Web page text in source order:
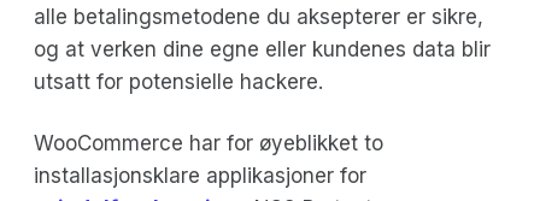
alle betalingsmetodene du aksepterer er sikre,
og at verken dine egne eller kundenes data blir
utsatt for potensielle hackere.
WooCommerce har for øyeblikket to
installasjonsklare applikasjoner for